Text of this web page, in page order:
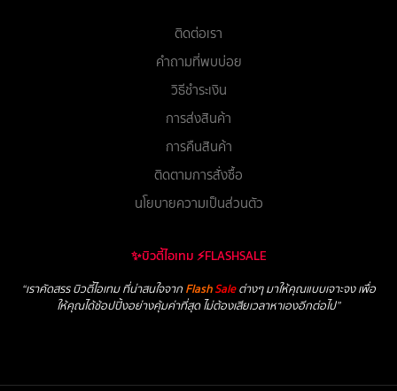
ติดต่อเรา
คำถามที่พบบ่อย
วิธีชำระเงิน
การส่งสินค้า
การคืนสินค้า
ติดตามการสั่งซื้อ
นโยบายความเป็นส่วนตัว
✨บิวตี้ไอเทม ⚡FLASHSALE
“เราคัดสรร บิวตี้ไอเทม ที่น่าสนใจจาก FlashSaleต่างๆ มาให้คุณแบบเจาะจง เพื่อ
ให้คุณได้ช้อปปิ้งอย่างคุ้มค่าที่สุด ไม่ต้องเสียเวลาหาเองอีกต่อไป”